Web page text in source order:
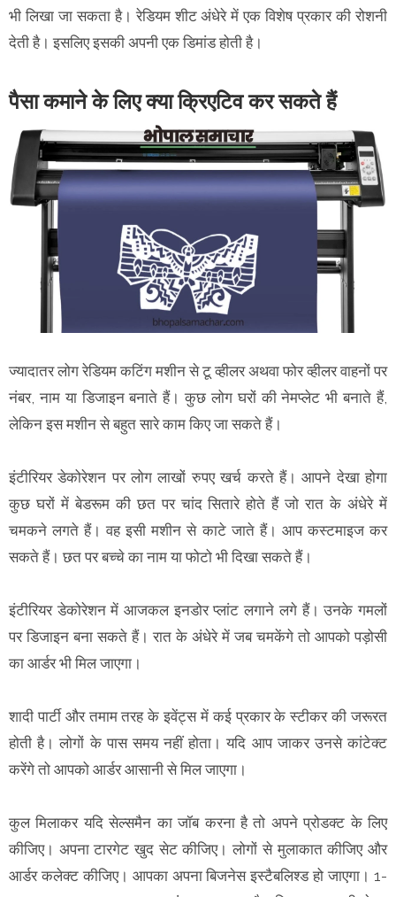
भी लिखा जा सकता है। रेडियम शीट अंधेरे में एक विशेष प्रकार की रोशनी
देती है। इसलिए इसकी अपनी एक डिमांड होती है।
पैसा कमाने के लिए क्या क्रिएटिव कर सकते हैं
ज्यादातर लोग रेडियम कटिंग मशीन से टू व्हीलर अथवा फोर व्हीलर वाहनों पर
नंबर, नाम या डिजाइन बनाते हैं। कुछ लोग घरों की नेमप्लेट भी बनाते हैं,
लेकिन इस मशीन से बहुत सारे काम किए जा सकते हैं।
इंटीरियर डेकोरेशन पर लोग लाखों रुपए खर्च करते हैं। आपने देखा होगा
कुछ घरों में बेडरूम की छत पर चांद सितारे होते हैं जो रात के अंधेरे में
चमकने लगते हैं। वह इसी मशीन से काटे जाते हैं। आप कस्टमाइज कर
सकते हैं। छत पर बच्चे का नाम या फोटो भी दिखा सकते हैं।
इंटीरियर डेकोरेशन में आजकल इनडोर प्लांट लगाने लगे हैं। उनके गमलों
पर डिजाइन बना सकते हैं। रात के अंधेरे में जब चमकेंगे तो आपको पड़ोसी
का आर्डर भी मिल जाएगा।
शादी पार्टी और तमाम तरह के इवेंट्स में कई प्रकार के स्टीकर की जरूरत
होती है। लोगों के पास समय नहीं होता। यदि आप जाकर उनसे कांटेक्ट
करेंगे तो आपको आर्डर आसानी से मिल जाएगा।
कुल मिलाकर यदि सेल्समैन का जॉब करना है तो अपने प्रोडक्ट के लिए
कीजिए। अपना टारगेट खुद सेट कीजिए। लोगों से मुलाकात कीजिए और
आर्डर कलेक्ट कीजिए। आपका अपना बिजनेस इस्टैबलिश्ड हो जाएगा। 1-